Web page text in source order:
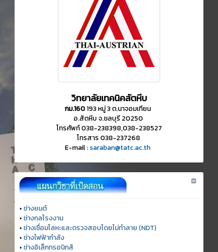
วิทยาลัยเทคนิคสัตหีบ
กม.160193 หมู่ 3 ต.นาจอมเทียน
อ.สัตหีบ จ.ชลบุรี 20250
โทรศัพท์ 038-238398,038-238527
โทรสาร 038-237268
E-mail :saraban@tatc.ac.th
• ช่างยนต์
• ช่างกลโรงงาน
• ช่างเชื่อมโลหะและตรวจสอบโดยไม่ทำลาย (NDT)
• ช่างไฟฟ้ากำลัง
• ช่างอิเล็กทรอนิกส์